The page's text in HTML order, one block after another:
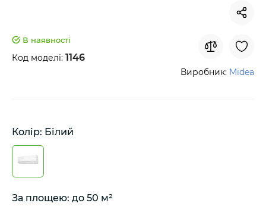
В наявності
Код моделі: 1146
Виробник: Midea
Колір: Білий
За площею: до 50 м²